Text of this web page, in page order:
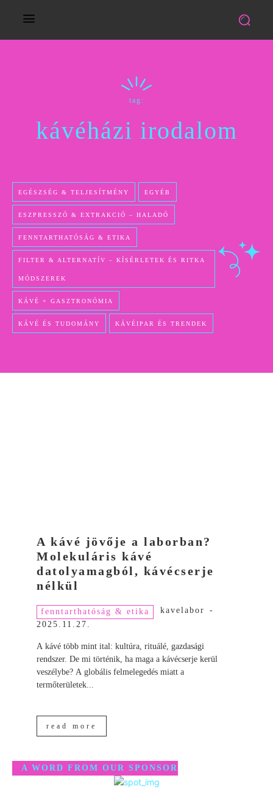
tag:
kávéházi irodalom
EGÉSZSÉG & TELJESÍTMÉNY EGYÉB
ESZPRESSZÓ & EXTRAKCIÓ – HALADÓ
FENNTARTHATÓSÁG & ETIKA
FILTER & ALTERNATÍV – KÍSÉRLETEK ÉS RITKA
MÓDSZEREK
KÁVÉ + GASZTRONÓMIA
KÁVÉ ÉS TUDOMÁNY KÁVÉIPAR ÉS TRENDEK
A kávé jövője a laborban?
Molekuláris kávé
datolyamagból, kávécserje
nélkül
fenntarthatóság & etika kavelabor
-
2025.11.27.
A kávé több mint ital: kultúra, rituálé, gazdasági
rendszer. De mi történik, ha maga a kávécserje kerül
veszélybe? A globális felmelegedés miatt a
termőterületek...
read more
A WORD FROM OUR SPONSOR